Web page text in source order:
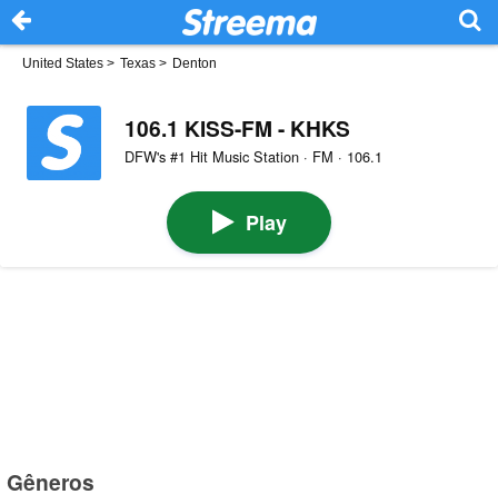
United States > Texas > Denton
106.1 KISS-FM - KHKS
DFW's #1 Hit Music Station · FM · 106.1
Play
Gêneros